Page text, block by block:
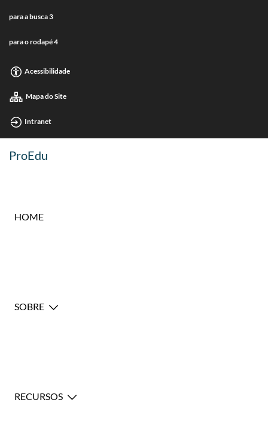
para a busca3
para o rodapé4
Acessibilidade
Mapa do Site
Intranet
ProEdu
HOME
SOBRE
RECURSOS